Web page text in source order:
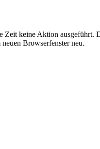
Zeit keine Aktion ausgeführt.
Browserfenster neu.